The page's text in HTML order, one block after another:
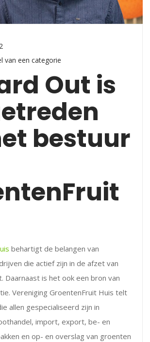
van een categorie
Out is
bestuur
behartigt de belangen van
die actief zijn in de afzet van
Daarnaast is het ook een bron van
Vereniging GroentenFruit Huis telt
allen gespecialiseerd zijn in
import, export, be- en
en op- en overslag van groenten